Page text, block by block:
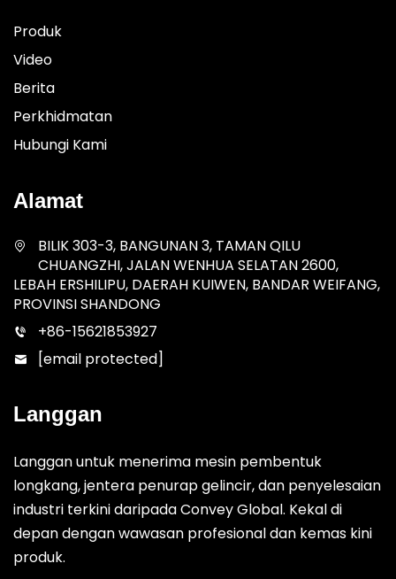
Produk
Video
Berita
Perkhidmatan
Hubungi Kami
Alamat
BILIK 303-3, BANGUNAN 3, TAMAN QILU
CHUANGZHI, JALAN WENHUA SELATAN 2600,
LEBAH ERSHILIPU, DAERAH KUIWEN, BANDAR WEIFANG,
PROVINSI SHANDONG
+86-15621853927
[email protected]
Langgan
Langgan untuk menerima mesin pembentuk
longkang, jentera penurap gelincir, dan penyelesaian
industri terkini daripada Convey Global. Kekal di
depan dengan wawasan profesional dan kemas kini
produk.